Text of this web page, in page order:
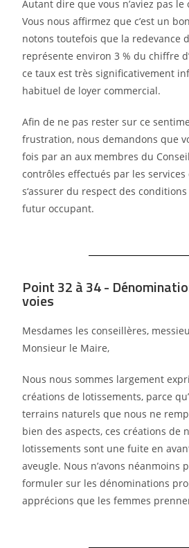
Autant dire que vous n’aviez pas le
Vous nous affirmez que c’est un
notons toutefois que la redevance
représente environ 3 % du chiffre
ce taux est trèssignificativement
habituel de loyer commercial.
Afin de ne pas rester sur ce
frustration, nous demandons que
fois par an aux membres du
contrôles effectués par les
s‘assurer du respect des
futur occupant.
Point 32 à 34 -
voies
Mesdames les conseillères,
Monsieur le Maire,
Nous nous sommes largement
créations de lotissements, parce
terrains naturels que nous ne
bien des aspects, ces créations de
lotissements sont une fuite en
aveugle. Nous n’avons néanmoins
formuler sur les dénominations
apprécions que les femmes